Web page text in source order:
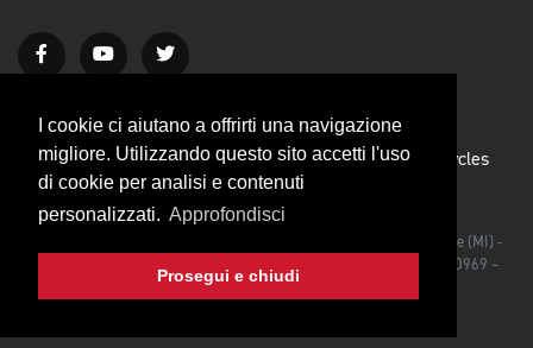
I cookie ci aiutano a offrirti una navigazione
migliore. Utilizzando questo sito accetti l'uso
di cookie per analisi e contenuti
personalizzati. Approfondisci
Prosegui e chiudi
Privacy policy Cookie policy
© 2026 Triumph Motorcycles
Credits
Triumph Motorcycles Srl - Via Rodolfo Morandi, 27/bis 20090 Segrate (MI) -
Iscrizione al Registro delle Imprese di Milano C.F./P.IVA IT 03492990969 –